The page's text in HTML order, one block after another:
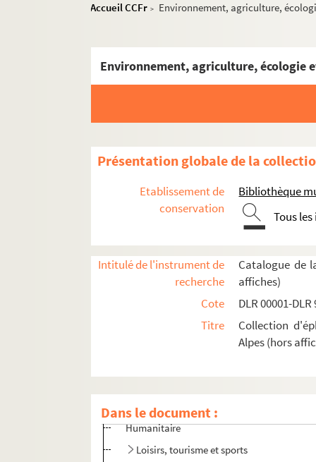
Accueil CCFr > Environnement, agriculture,
Environnement, agriculture, écologie
Présentation globale de la
Etablissement de
conservation
Bibliothèque
Tous
Intitulé de l'instrument de
recherche
Catalogue de
affiches)
Cote
DLR 00001-DLR
Titre
Collection
Alpes (hors
Dans le document :
Ardèche (07)
Haute-Loire (43)
Puy-de-Dôme (63)
Administration
Emploi
Humanitaire
Loisirs, tourisme et sports